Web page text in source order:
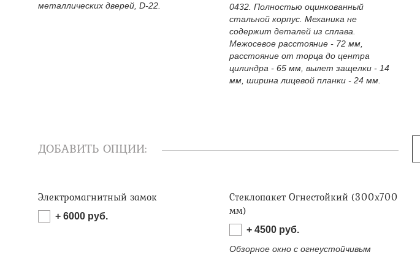
металлических дверей, D-22.
0432. Полностью оцинкованный
стальной корпус. Механика не
содержит деталей из сплава.
Межосевое расстояние - 72 мм,
расстояние от торца до центра
цилиндра - 65 мм, вылет защелки - 14
мм, ширина лицевой планки - 24 мм.
ДОБАВИТЬ ОПЦИИ:
Электромагнитный замок
+ 6000 руб.
Стеклопакет Огнестойкий (300х700
мм)
+ 4500 руб.
Обзорное окно с огнеустойчивым